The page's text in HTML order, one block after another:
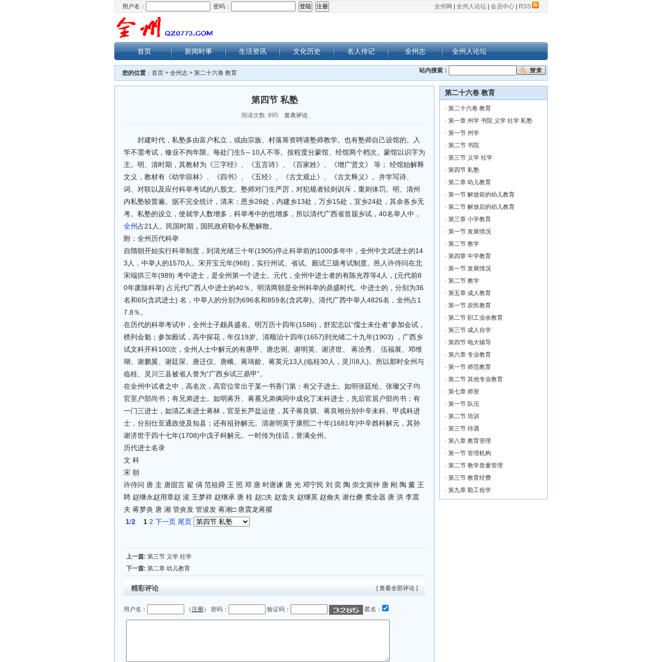
全州网 全州人论坛 会员中心 RSS
用户名： 密码：
首页 新闻时事 生活资讯 文化历史 名人传记 全州志 全州人论坛
您的位置 ： 首页 > 全州志 > 第二十六卷 教育 站内搜索：
第四节 私塾
阅读次数: 895 发表评论
封建时代，私塾多由富户私立，或由宗族、村落筹资聘请塾师教学。也有塾师自己设馆的。入
学不需考试，修业不拘年限。每处门生5～10人不等。按程度分蒙馆、经馆两个档次。蒙馆以识字为
主。明、清时期，其教材为《三字经》、《五言诗》、《百家姓》、《增广贤文》 等； 经馆始解释
文义，教材有《幼学琼林》、《四书》、《五经》、《古文观止》、《古文释义》。并学写诗、
词、对联以及应付科举考试的八股文。塾师对门生严厉，对犯规者轻则训斥，重则体罚。明、清州
内私塾较普遍。据不完全统计，清末：恩乡28处，内建乡13处，万乡15处，宜乡24处，其余各乡无
考。私塾的设立，使就学人数增多，科举考中的也增多，所以清代广西省首届乡试，40名举人中，
全州占21人。民国时期，国民政府勒令私塾解散。
附：全州历代科举
自隋朝开始实行科举制度，到清光绪三十年(1905)停止科举前的1000多年中，全州中文武进士的14
3人，中举人的1570人。宋开宝元年(968)，实行州试、省试、殿试三级考试制度。邑人许侍问在北
宋端拱三年(989) 考中进士，是全州第一个进士。元代，全州中进士者的有陈光荐等4人，(元代前8
0年废除科举) 占元代广西人中进士的40％。明清两朝是全州科举的鼎盛时代。中进士的，分别为36
名和65(含武进士) 名，中举人的分别为696名和859名(含武举)。清代广西中举人4826名，全州占1
7.8％。
在历代的科举考试中，全州士子颇具盛名。明万历十四年(1586)，舒宏志以“儒士未仕者”参加会试，
榜列会魁；参加殿试，高中探花，年仅19岁。清顺治十四年(1657)到光绪二十九年(1903) ，广西乡
试文科开科100次，全州人士中解元的有唐甲、唐忠弼、谢明英、谢济世、 蒋洽秀、 伍福展、邓维
瑚、谢鹏翼、谢廷琛、唐迁仪、唐峨、蒋琦龄、蒋英元13人(临桂30人，灵川8人)。所以那时全州与
临桂、灵川三县被省人誉为“广西乡试三鼎甲”。
在全州中试者之中，高名次，高官位常出于某一书香门第：有父子进士。如明张廷纶、张璨父子均
官至户部尚书；有兄弟进士。如明蒋升、蒋冕兄弟俩同中成化丁未科进士，先后官居户部尚书；有
一门三进士，如清乙未进士蒋林，官至长芦盐运使，其子蒋良骐、蒋良翊分别中辛未科、甲戍科进
士，分别仕至通政使及知县；还有祖孙解元。清谢明英于康熙二十年(1681年)中辛酋科解元，其孙
谢济世于四十七年(1708)中戊子科解元。一时传为佳话，誉满全州。
历代进士名录
文 科
宋 朝
许侍问 唐 圭 唐固言 翟 偁 范祖舜 王 照 邓 唐 时唐谏 唐 光 邓宁民 刘 奕 陶 崇文寅仲 唐 刚 陶 薰 王
聘 赵继永赵用章赵 浚 王梦祥 赵继承 唐 桂 赵□夫 赵畣夫 赵继英 赵龠夫 谢仕夔 窦全器 唐 洪 李震
夫 蒋梦炎 唐 湘 管炎发 管浚发 蒋湘□ 唐震龙蒋擢
1/2 1 2 下一页 尾页
上一篇: 第三节 义学 社学
下一篇: 第二章 幼儿教育
[ 查看全部评论 ]
精彩评论
用户名： （注册） 密码： 验证码： 匿名：
第二十六卷 教育
· 第二十六卷 教育
· 第一章 州学 书院 义学 社学 私塾
· 第一节 州学
· 第二节 书院
· 第三节 义学 社学
· 第四节 私塾
· 第二章 幼儿教育
· 第一节 解放前的幼儿教育
· 第二节 解放后的幼儿教育
· 第三章 小学教育
· 第一节 发展情况
· 第二节 教学
· 第四章 中学教育
· 第一节 发展情况
· 第二节 教学
· 第五章 成人教育
· 第一节 农民教育
· 第二节 职工业余教育
· 第三节 成人自学
· 第四节 电大辅导
· 第六章 专业教育
· 第一节 师范教育
· 第二节 其他专业教育
· 第七章 师资
· 第一节 队伍
· 第二节 培训
· 第三节 待遇
· 第八章 教育管理
· 第一节 管理机构
· 第二节 教学质量管理
· 第三节 教育经费
· 第九章 勤工俭学